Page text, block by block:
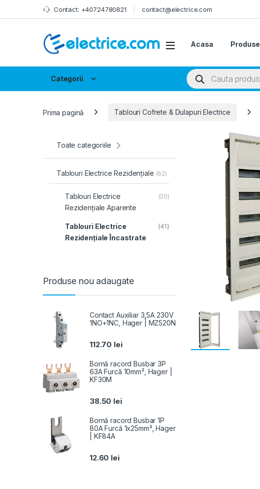
Skip to navigation
Skip to content Contact: +40724780821 contact@electrice.com
Acasa Produse
Categorii
Products search
Prima pagină Tablouri Cofrete & Dulapuri Electrice
Toate categoriile
Tablouri Electrice Rezidențiale (62)
Tablouri Electrice
Rezidențiale Aparente
(20)
Tablouri Electrice
Rezidențiale Încastrate
(41)
Produse nou adaugate
Contact Auxiliar 3,5A 230V
1NO+1NC, Hager | MZ520N
112.70 lei
Bornă racord Busbar 3P
63A Furcă 10mm², Hager |
KF30M
38.50 lei
Bornă racord Busbar 1P
80A Furcă 1x25mm², Hager
| KF84A
12.60 lei